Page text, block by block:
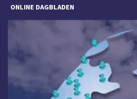
ONLINE DAGBLADEN